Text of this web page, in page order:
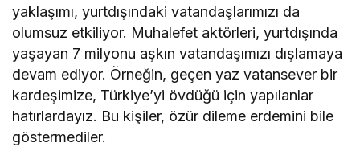
yaklaşımı, yurtdışındaki vatandaşlarımızı da
olumsuz etkiliyor. Muhalefet aktörleri, yurtdışında
yaşayan 7 milyonu aşkın vatandaşımızı dışlamaya
devam ediyor. Örneğin, geçen yaz vatansever bir
kardeşimize, Türkiye’yi övdüğü için yapılanlar
hatırlardayız. Bu kişiler, özür dileme erdemini bile
göstermediler.